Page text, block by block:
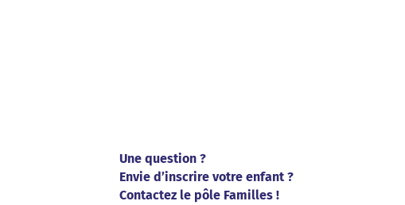
Une question ?
Envie d’inscrire votre enfant ?
Contactez le pôle Familles !